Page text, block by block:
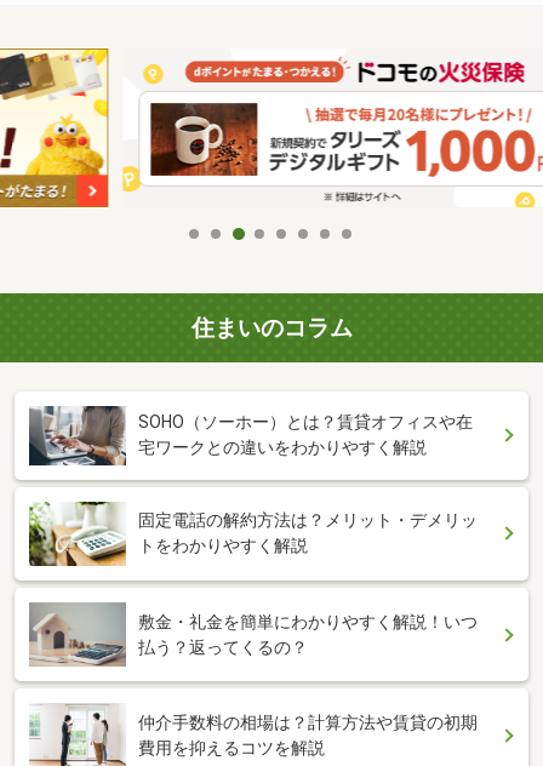
住まいのコラム
SOHO（ソーホー）とは？賃貸オフィスや在
宅ワークとの違いをわかりやすく解説
固定電話の解約方法は？メリット・デメリッ
トをわかりやすく解説
敷金・礼金を簡単にわかりやすく解説！いつ
払う？返ってくるの？
仲介手数料の相場は？計算方法や賃貸の初期
費用を抑えるコツを解説